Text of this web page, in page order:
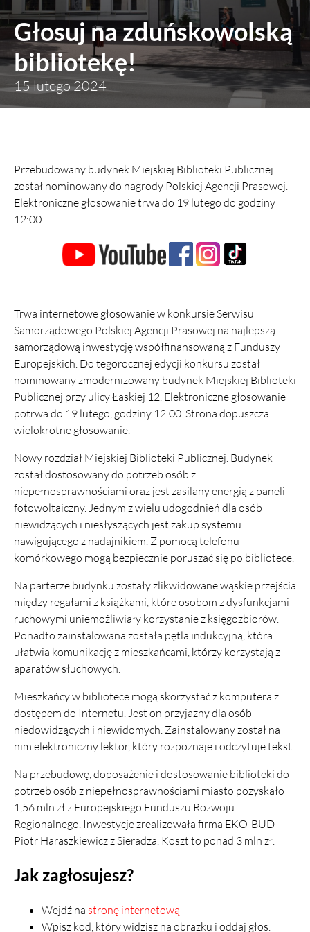
Głosuj na zduńskowolską
bibliotekę!
15 lutego 2024
Przebudowany budynek Miejskiej Biblioteki Publicznej
został nominowany do nagrody Polskiej Agencji Prasowej.
Elektroniczne głosowanie trwa do 19 lutego do godziny
12:00.
Trwa internetowe głosowanie w konkursie Serwisu
Samorządowego Polskiej Agencji Prasowej na najlepszą
samorządową inwestycję współfinansowaną z Funduszy
Europejskich. Do tegorocznej edycji konkursu został
nominowany zmodernizowany budynek Miejskiej Biblioteki
Publicznej przy ulicy Łaskiej 12. Elektroniczne głosowanie
potrwa do 19 lutego, godziny 12:00. Strona dopuszcza
wielokrotne głosowanie.
Nowy rozdział Miejskiej Biblioteki Publicznej. Budynek
został dostosowany do potrzeb osób z
niepełnosprawnościami oraz jest zasilany energią z paneli
fotowoltaiczny. Jednym z wielu udogodnień dla osób
niewidzących i niesłyszących jest zakup systemu
nawigującego z nadajnikiem. Z pomocą telefonu
komórkowego mogą bezpiecznie poruszać się po bibliotece.
Na parterze budynku zostały zlikwidowane wąskie przejścia
między regałami z książkami, które osobom z dysfunkcjami
ruchowymi uniemożliwiały korzystanie z księgozbiorów.
Ponadto zainstalowana została pętla indukcyjną, która
ułatwia komunikację z mieszkańcami, którzy korzystają z
aparatów słuchowych.
Mieszkańcy w bibliotece mogą skorzystać z komputera z
dostępem do Internetu. Jest on przyjazny dla osób
niedowidzących i niewidomych. Zainstalowany został na
nim elektroniczny lektor, który rozpoznaje i odczytuje tekst.
Na przebudowę, doposażenie i dostosowanie biblioteki do
potrzeb osób z niepełnosprawnościami miasto pozyskało
1,56 mln zł z Europejskiego Funduszu Rozwoju
Regionalnego. Inwestycje zrealizowała firma EKO-BUD
Piotr Haraszkiewicz z Sieradza. Koszt to ponad 3 mln zł.
Jak zagłosujesz?
Wejdź na stronę internetową
Wpisz kod, który widzisz na obrazku i oddaj głos.